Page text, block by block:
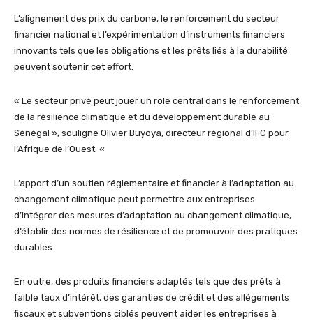
L’alignement des prix du carbone, le renforcement du secteur
financier national et l’expérimentation d’instruments financiers
innovants tels que les obligations et les prêts liés à la durabilité
peuvent soutenir cet effort.
« Le secteur privé peut jouer un rôle central dans le renforcement
de la résilience climatique et du développement durable au
Sénégal », souligne Olivier Buyoya, directeur régional d’IFC pour
l’Afrique de l’Ouest. «
L’apport d’un soutien réglementaire et financier à l’adaptation au
changement climatique peut permettre aux entreprises
d’intégrer des mesures d’adaptation au changement climatique,
d’établir des normes de résilience et de promouvoir des pratiques
durables.
En outre, des produits financiers adaptés tels que des prêts à
faible taux d’intérêt, des garanties de crédit et des allégements
fiscaux et subventions ciblés peuvent aider les entreprises à